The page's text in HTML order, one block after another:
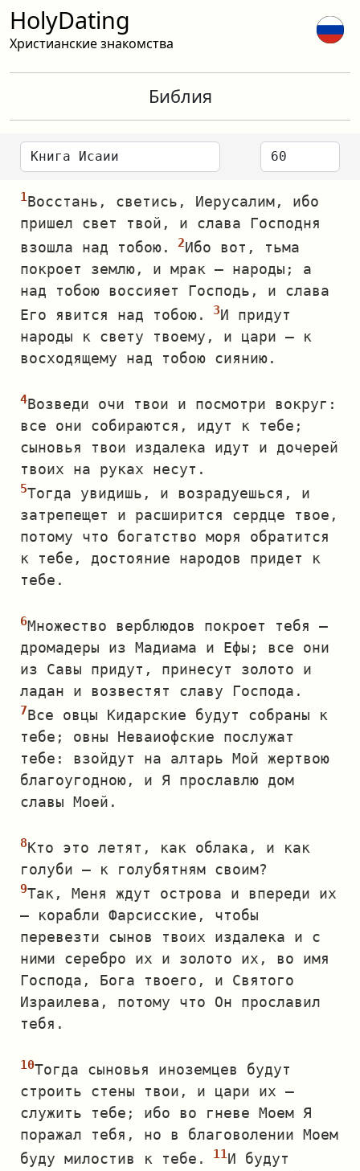
HolyDating
Христианские знакомства
Библия
Восстань, светись, Иерусалим, ибо
пришел свет твой, и слава Господня
взошла над тобою.
Ибо вот, тьма
покроет землю, и мрак — народы; а
над тобою воссияет Господь, и слава
Его явится над тобою.
И придут
народы к свету твоему, и цари — к
восходящему над тобою сиянию.
Возведи очи твои и посмотри вокруг:
все они собираются, идут к тебе;
сыновья твои издалека идут и дочерей
твоих на руках несут.
Тогда увидишь, и возрадуешься, и
затрепещет и расширится сердце твое,
потому что богатство моря обратится
к тебе, достояние народов придет к
тебе.
Множество верблюдов покроет тебя —
дромадеры из Мадиама и Ефы; все они
из Савы придут, принесут золото и
ладан и возвестят славу Господа.
Все овцы Кидарские будут собраны к
тебе; овны Неваиофские послужат
тебе: взойдут на алтарь Мой жертвою
благоугодною, и Я прославлю дом
славы Моей.
Кто это летят, как облака, и как
голуби — к голубятням своим?
Так, Меня ждут острова и впереди их
— корабли Фарсисские, чтобы
перевезти сынов твоих издалека и с
ними серебро их и золото их, во имя
Господа, Бога твоего, и Святого
Израилева, потому что Он прославил
тебя.
Тогда сыновья иноземцев будут
строить стены твои, и цари их —
служить тебе; ибо во гневе Моем Я
поражал тебя, но в благоволении Моем
буду милостив к тебе.
И будут